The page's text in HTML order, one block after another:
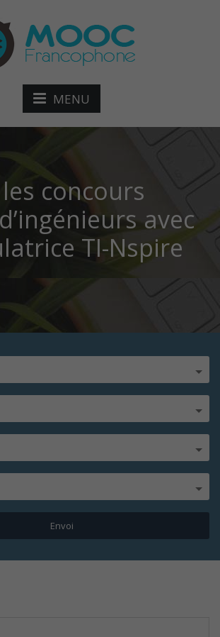
MENU
concours
avec
TI-Nspire